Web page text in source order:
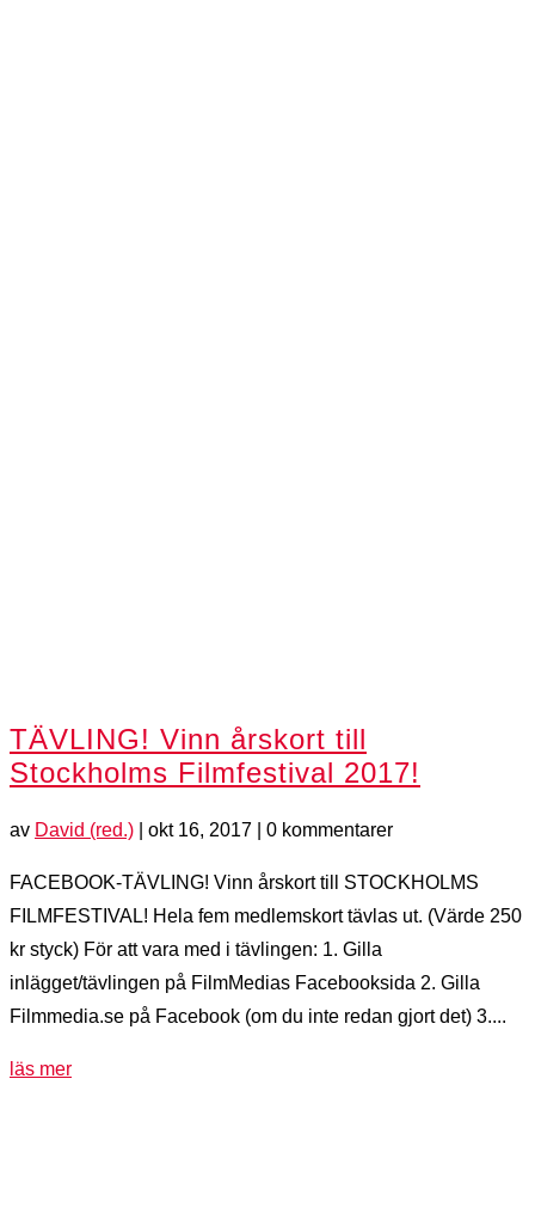
TÄVLING! Vinn årskort till
Stockholms Filmfestival 2017!
av David (red.) okt 16, 2017 | 0 kommentarer
FACEBOOK-TÄVLING! Vinn årskort till STOCKHOLMS
FILMFESTIVAL! Hela fem medlemskort tävlas ut. (Värde 250
kr styck) För att vara med i tävlingen: 1. Gilla
inlägget/tävlingen på FilmMedias Facebooksida 2. Gilla
Filmmedia.se på Facebook (om du inte redan gjort det) 3....
läs mer